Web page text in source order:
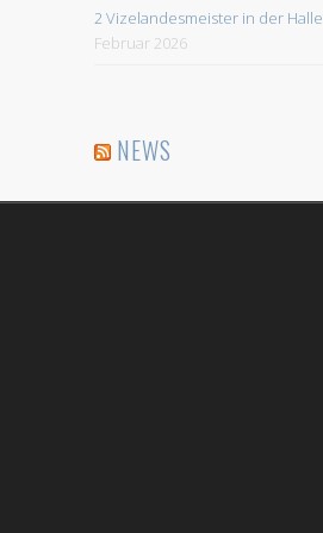
2 Vizelandesmeister in der Halle
Februar 2026
NEWS